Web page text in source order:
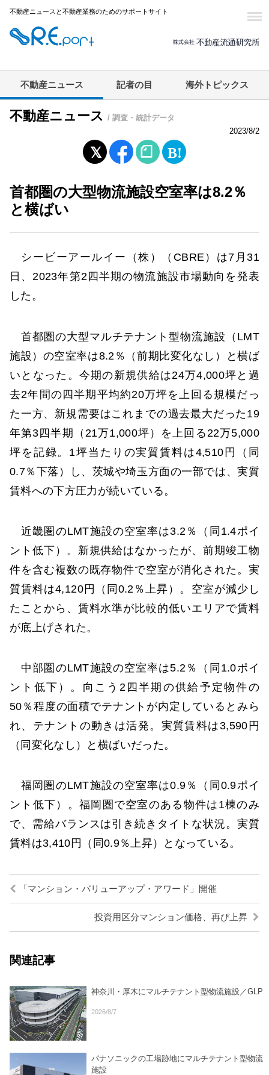
不動産ニュースと不動産業務のためのサポートサイト
不動産ニュース 記者の目 海外トピックス
不動産ニュース / 調査・統計データ
2023/8/2
首都圏の大型物流施設空室率は8.2％
と横ばい
シービーアールイー（株）（CBRE）は7月31
日、2023年第2四半期の物流施設市場動向を発表
した。
首都圏の大型マルチテナント型物流施設（LMT
施設）の空室率は8.2％（前期比変化なし）と横ば
いとなった。今期の新規供給は24万4,000坪と過
去2年間の四半期平均約20万坪を上回る規模だっ
た一方、新規需要はこれまでの過去最大だった19
年第3四半期（21万1,000坪）を上回る22万5,000
坪を記録。1坪当たりの実質賃料は4,510円（同
0.7％下落）し、茨城や埼玉方面の一部では、実質
賃料への下方圧力が続いている。
近畿圏のLMT施設の空室率は3.2％（同1.4ポイ
ント低下）。新規供給はなかったが、前期竣工物
件を含む複数の既存物件で空室が消化された。実
質賃料は4,120円（同0.2％上昇）。空室が減少し
たことから、賃料水準が比較的低いエリアで賃料
が底上げされた。
中部圏のLMT施設の空室率は5.2％（同1.0ポイ
ント低下）。向こう2四半期の供給予定物件の
50％程度の面積でテナントが内定しているとみら
れ、テナントの動きは活発。実質賃料は3,590円
（同変化なし）と横ばいだった。
福岡圏のLMT施設の空室率は0.9％（同0.9ポイ
ント低下）。福岡圏で空室のある物件は1棟のみ
で、需給バランスは引き続きタイトな状況。実質
賃料は3,410円（同0.9％上昇）となっている。
「マンション・バリューアップ・アワード」開催
投資用区分マンション価格、再び上昇
関連記事
神奈川・厚木にマルチテナント型物流施設／GLP
2026/8/7
パナソニックの工場跡地にマルチテナント型物流
施設